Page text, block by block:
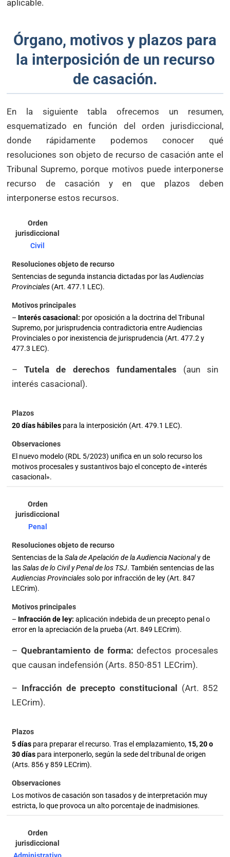
aplicable.
Órgano, motivos y plazos para
la interposición de un recurso
de casación.
En la siguiente tabla ofrecemos un resumen,
esquematizado en función del orden jurisdiccional,
donde rápidamente podemos conocer qué
resoluciones son objeto de recurso de casación ante el
Tribunal Supremo, porque motivos puede interponerse
recurso de casación y en que plazos deben
interponerse estos recursos.
Civil
Sentencias de segunda instancia dictadas por lasAudiencias
Provinciales (Art. 477.1 LEC).
– Interés casacional: por oposición a la doctrina del Tribunal
Supremo, por jurisprudencia contradictoria entre Audiencias
Provinciales o por inexistencia de jurisprudencia (Art. 477.2 y
477.3 LEC).
–Tutela de derechos fundamentales (aun sin
interés casacional).
20 días hábiles para la interposición (Art. 479.1 LEC).
El nuevo modelo (RDL 5/2023) unifica en un solo recurso los
motivos procesales y sustantivos bajo el concepto de «interés
casacional».
Penal
Sentencias de la Sala de Apelación de la Audiencia Nacionaly de
lasSalas de lo Civil y Penal de los TSJ. También sentencias de las
Audiencias Provincialessolo por infracción de ley (Art. 847
LECrim).
– Infracción de ley: aplicación indebida de un precepto penal o
error en la apreciación de la prueba (Art. 849 LECrim).
– Quebrantamiento de forma: defectos procesales
que causan indefensión (Arts. 850-851 LECrim).
– Infracción de precepto constitucional
(Art. 852
LECrim).
5 días para preparar el recurso. Tras el emplazamiento, 15, 20 o
30 días para interponerlo, según la sede del tribunal de origen
(Arts. 856 y 859 LECrim).
Los motivos de casación son tasados y de interpretación muy
estricta, lo que provoca un alto porcentaje de inadmisiones.
Asistente Legal PA
Disponible ahora · IA Jurídica